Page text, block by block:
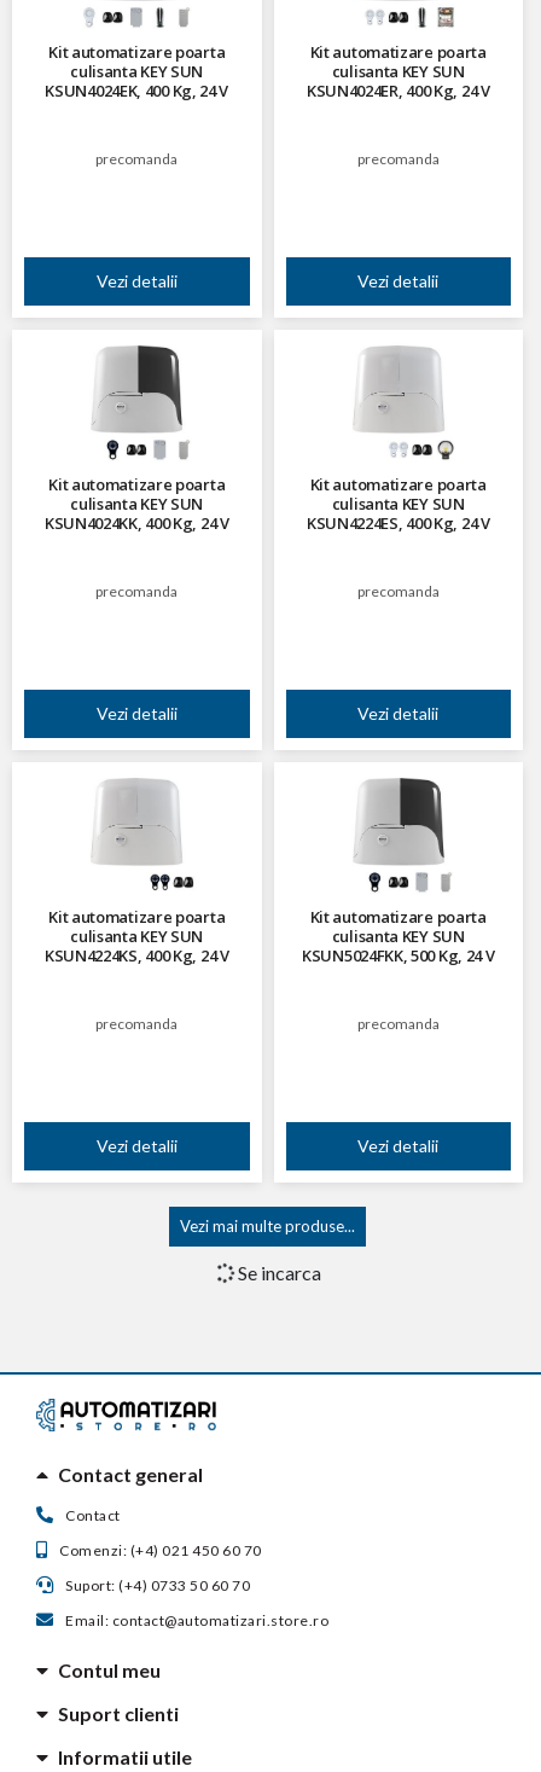
Kit automatizare poarta
culisanta KEY SUN
KSUN4024EK, 400 Kg, 24 V
precomanda
Vezi detalii
Kit automatizare poarta
culisanta KEY SUN
KSUN4024ER, 400 Kg, 24 V
precomanda
Vezi detalii
Kit automatizare poarta
culisanta KEY SUN
KSUN4024KK, 400 Kg, 24 V
precomanda
Vezi detalii
Kit automatizare poarta
culisanta KEY SUN
KSUN4224ES, 400 Kg, 24 V
precomanda
Vezi detalii
Kit automatizare poarta
culisanta KEY SUN
KSUN4224KS, 400 Kg, 24 V
precomanda
Vezi detalii
Kit automatizare poarta
culisanta KEY SUN
KSUN5024FKK, 500 Kg, 24 V
precomanda
Vezi detalii
Vezi mai multe produse...
precomanda
KSUN7224ES, 700 Kg, 24 V